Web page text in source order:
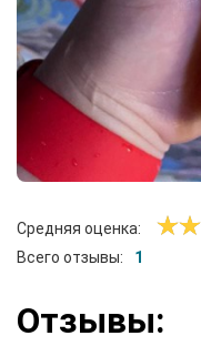
Средняя оценка:
Всего отзывы:
1
Отзывы: